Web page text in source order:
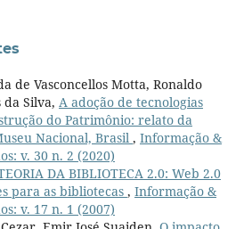
de Vasconcellos Motta, Ronaldo
Silva, A adoção de tecnologias
do Patrimônio: relato da
Nacional, Brasil , Informação &
v. 30 n. 2 (2020)
DA BIBLIOTECA 2.0: Web 2.0
para as bibliotecas , Informação &
v. 17 n. 1 (2007)